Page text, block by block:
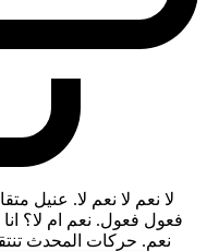
لا نعم لا نعم لا. عنيل
فعول فعول. نعم ام لا؟ انا
نعم. حركات المحدث